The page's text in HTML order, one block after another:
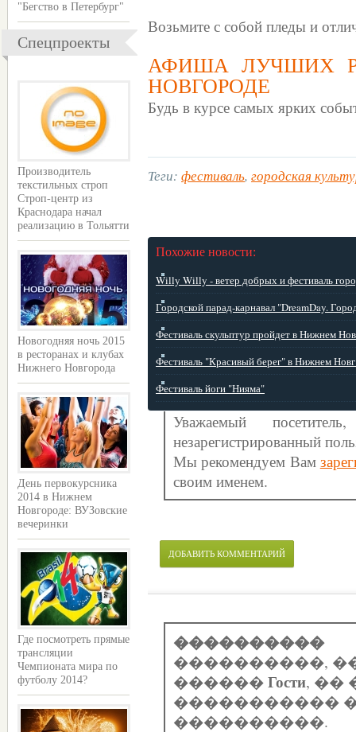
"Бегство в Петербург"
Спецпроекты
Производитель
текстильных строп
Строп-центр из
Краснодара начал
реализацию в Тольятти
Новогодняя ночь 2015
в ресторанах и клубах
Нижнего Новгорода
День первокурсника
2014 в Нижнем
Новгороде: ВУЗовские
вечеринки
Где посмотреть прямые
трансляции
Чемпионата мира по
футболу 2014?
Возьмите с собой пледы и
АФИША ЛУЧШИХ
НОВГОРОДЕ
Будь в курсе самых ярких
Теги: фестиваль, городская
Похожие новости:
Willy Willy - ветер добрых и фестиваль
Городской парад-карнавал "DreamDay.
Фестиваль скульптур пройдет в Нижнем
Фестиваль "Красивый берег" в Нижнем
Фестиваль йоги "Нияма"
Уважаемый
незарегистрированный
Мы рекомендуем Вам
своим именем.
ДОБАВИТЬ КОММЕНТАРИЙ
����������
����������,
������Гости, ��
�����������
����������.